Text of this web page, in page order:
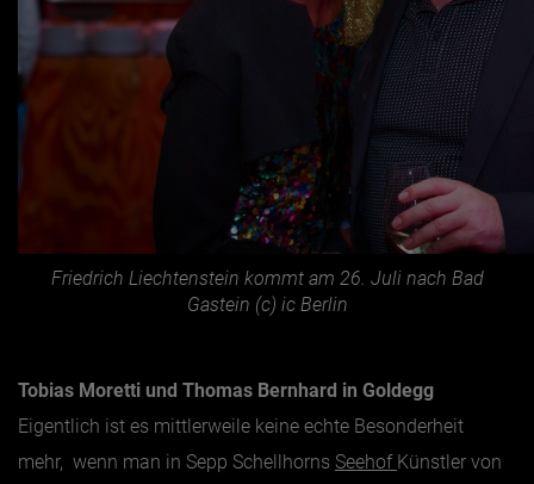
Friedrich Liechtenstein kommt am 26. Juli nach Bad
Gastein (c) ic Berlin
Tobias Moretti und Thomas Bernhard in Goldegg
Eigentlich ist es mittlerweile keine echte Besonderheit
mehr, wenn man in Sepp Schellhorns Seehof Künstler von